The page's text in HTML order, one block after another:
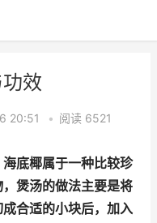
效
20:51 • 阅读 6521
底椰属于一种比较珍
煲汤的做法主要是将
合适的小块后，加入